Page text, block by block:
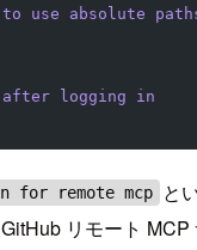
use absolute
after logging in
for remote mcp
と
リモート